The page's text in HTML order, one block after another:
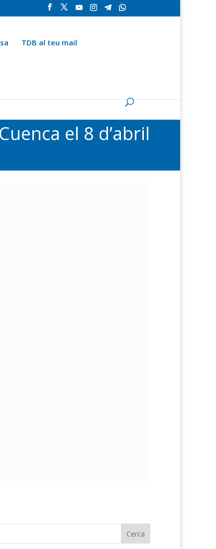
TDB al teu mail
el 8 d’abril